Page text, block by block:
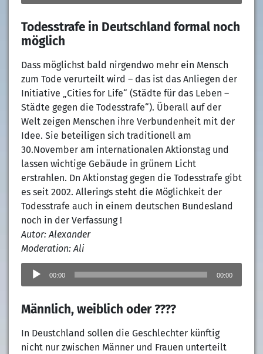
Todesstrafe in Deutschland formal noch
möglich
Dass möglichst bald nirgendwo mehr ein Mensch
zum Tode verurteilt wird – das ist das Anliegen der
Initiative „Cities for Life“ (Städte für das Leben –
Städte gegen die Todesstrafe“). Überall auf der
Welt zeigen Menschen ihre Verbundenheit mit der
Idee. Sie beteiligen sich traditionell am
30.November am internationalen Aktionstag und
lassen wichtige Gebäude in grünem Licht
erstrahlen. Dn Aktionstag gegen die Todesstrafe gibt
es seit 2002. Allerings steht die Möglichkeit der
Todesstrafe auch in einem deutschen Bundesland
noch in der Verfassung !
Autor: Alexander
Moderation: Ali
Audio-
Player
00:00 00:00
Männlich, weiblich oder ????
In Deustchland sollen die Geschlechter künftig
nicht nur zwischen Männer und Frauen unterteilt